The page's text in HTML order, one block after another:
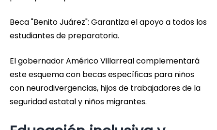
Beca "Benito Juárez": Garantiza el apoyo a todos los
estudiantes de preparatoria.
El gobernador Américo Villarreal complementará
este esquema con becas específicas para niños
con neurodivergencias, hijos de trabajadores de la
seguridad estatal y niños migrantes.